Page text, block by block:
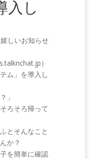
入し
しいお知らせ
）
ム」を導入し
」
ろそろ帰って
とそんなこと
か？
を簡単に確認